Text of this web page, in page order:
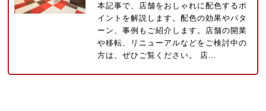
本記事で、店舗をおしゃれに配色するポ
イントを解説します。配色の効果やパタ
ーン、事例もご紹介します。店舗の開業
や移転、リニューアルなどをご検討中の
方は、ぜひご覧ください。 店…